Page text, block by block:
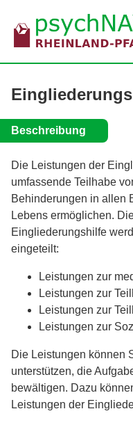
Beschreibung
Die Leistungen der
umfassende Teilhabe
Behinderungen in allen
Lebens ermöglichen.
Eingliederungshilfe
eingeteilt:
Leistungen zur
Leistungen zur
Leistungen zur
Leistungen zur
Die Leistungen können
unterstützen, die
bewältigen. Dazu
Leistungen der